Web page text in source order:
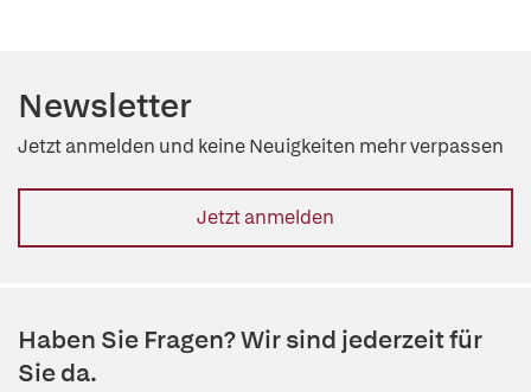
Newsletter
Jetzt anmelden und keine Neuigkeiten mehr verpassen
Jetzt anmelden
Haben Sie Fragen? Wir sind jederzeit für
Sie da.